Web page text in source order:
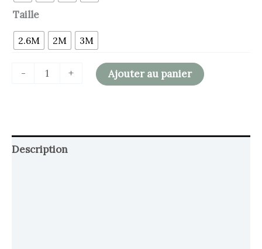
Taille
2.6M 2M 3M
- + Ajouter au panier
Description